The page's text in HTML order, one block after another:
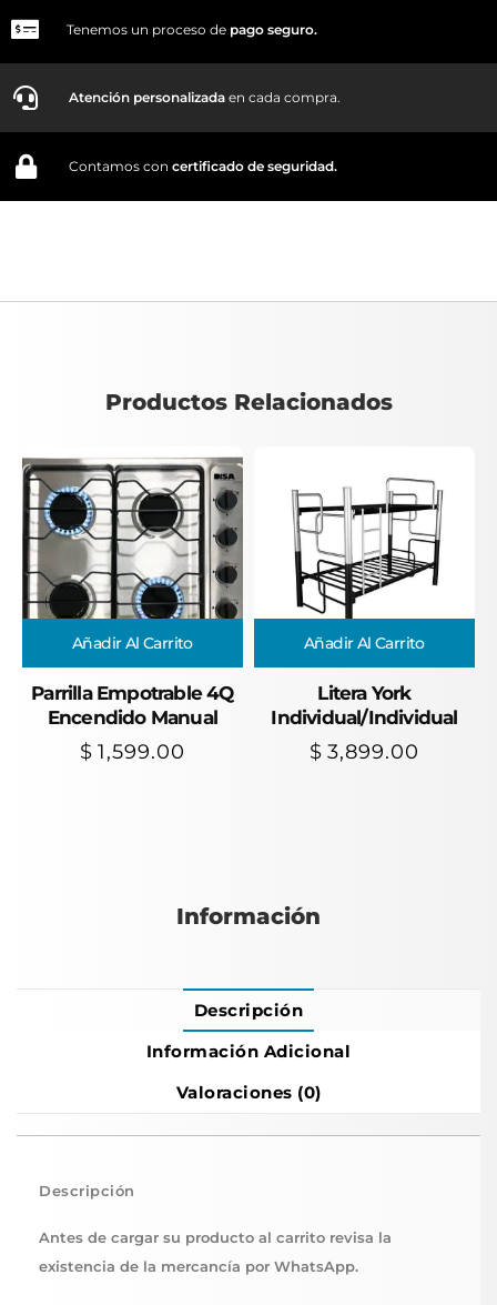
Tenemos un proceso de pago seguro.
Atención personalizada en cada compra.
Contamos con certificado de seguridad.
Productos Relacionados
Añadir Al Carrito
Parrilla Empotrable 4Q
Encendido Manual
$ 1,599.00
Añadir Al Carrito
Litera York
Individual/Individual
$ 3,899.00
Información
Descripción
Información Adicional
Valoraciones (0)
Descripción
Antes de cargar su producto al carrito revisa la
existencia de la mercancía por WhatsApp.